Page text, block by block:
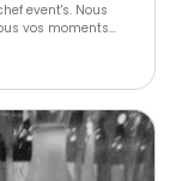
event's. Nous
vos moments